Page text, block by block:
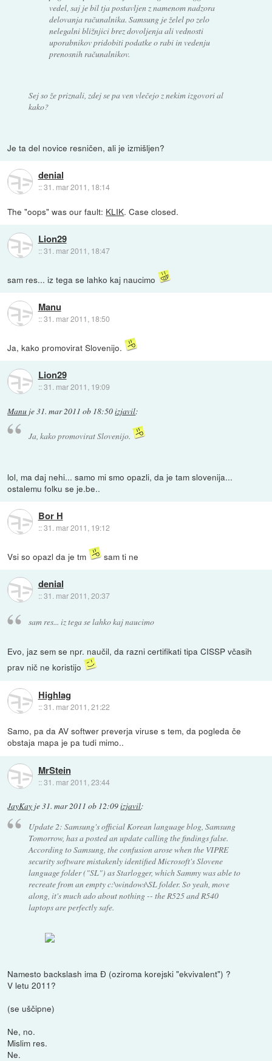
vedel, saj je bil tja postavljen z namenom nadzora
delovanja računalnika. Samsung je želel po zelo
nelegalni bližnjici brez dovoljenja ali vednosti
uporabnikov pridobiti podatke o rabi in vedenju
prenosnih računalnikov.
Sej so že priznali, zdej se pa ven vlečejo z nekim izgovori al
kako?
Je ta del novice resničen, ali je izmišljen?
denial
::31. mar 2011, 18:14
The "oops" was our fault: KLIK. Case closed.
Lion29
::31. mar 2011, 18:47
sam res... iz tega se lahko kaj naucimo
Manu
::31. mar 2011, 18:50
Ja, kako promovirat Slovenijo.
Lion29
::31. mar 2011, 19:09
Manu je31. mar 2011 ob 18:50izjavil:
Ja, kako promovirat Slovenijo.
lol, ma daj nehi... samo mi smo opazli, da je tam slovenija...
ostalemu folku se je.be..
Bor H
::31. mar 2011, 19:12
Vsi so opazl da je tm sam ti ne
denial
::31. mar 2011, 20:37
sam res... iz tega se lahko kaj naucimo
Evo, jaz sem se npr. naučil, da razni certifikati tipa CISSP včasih
prav nič ne koristijo
Highlag
::31. mar 2011, 21:22
Samo, pa da AV softwer preverja viruse s tem, da pogleda če
obstaja mapa je pa tudi mimo..
MrStein
::31. mar 2011, 23:44
JayKay je31. mar 2011 ob 12:09izjavil:
Update 2: Samsung's official Korean language blog, Samsung
Tomorrow, has a posted an update calling the findings false.
According to Samsung, the confusion arose when the VIPRE
security software mistakenly identified Microsoft's Slovene
language folder ("SL") as Starlogger, which Sammy was able to
recreate from an empty c:\windows\SL folder. So yeah, move
along, it's much ado about nothing -- the R525 and R540
laptops are perfectly safe.
Namesto backslash ima Đ (oziroma korejski "ekvivalent") ?
V letu 2011?
(se uščipne)
Ne, no.
Mislim res.
Ne.